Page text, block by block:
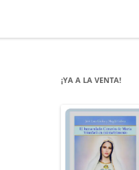
¡YA A LA VENTA!